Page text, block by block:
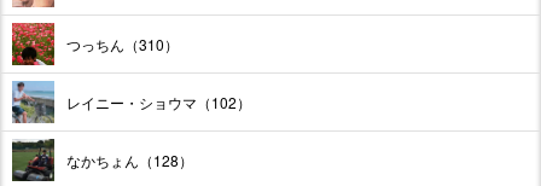
つっちん（310）
レイニー・ショウマ（102）
なかちょん（128）